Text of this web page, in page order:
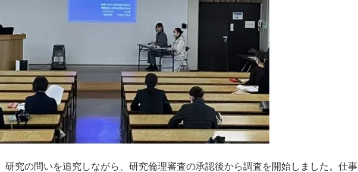
研究の問いを追究しながら、研究倫理審査の承認後から調査を開始しました。仕事